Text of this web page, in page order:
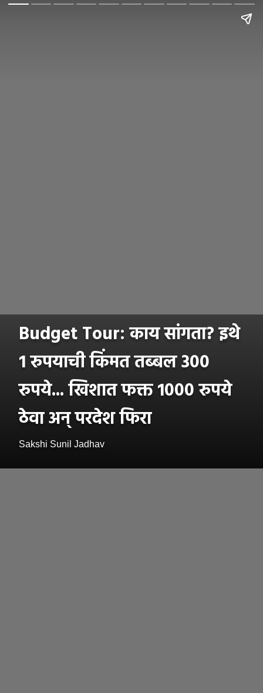
Budget Tour: काय सांगता? इथे
1 रुपयाची किंमत तब्बल 300
रुपये... खिशात फक्त 1000 रुपये
ठेवा अन् परदेश फिरा
Sakshi Sunil Jadhav